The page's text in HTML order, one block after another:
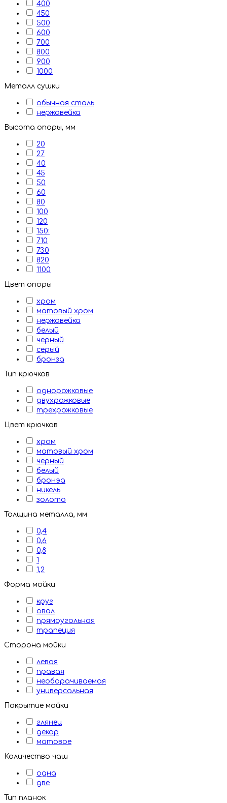
400
450
500
600
700
800
900
1000
Металл сушки
обычная сталь
нержавейка
Высота опоры, мм
20
27
40
45
50
60
80
100
120
150:
710
730
820
1100
Цвет опоры
хром
матовый хром
нержавейка
белый
черный
серый
бронза
Тип крючков
однорожковые
двухрожковые
трехрожковые
Цвет крючков
хром
матовый хром
черный
белый
бронэа
никель
золото
Толщина металла, мм
0,4
0,6
0,8
1
1,2
Форма мойки
круг
овал
прямоугольная
трапеция
Сторона мойки
левая
правая
необорачиваемая
универсальная
Покрытие мойки
глянец
декор
матовое
Количество чаш
одна
две
Тип планок